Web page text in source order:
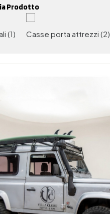
Prodotto
(1) Casse porta attrezzi (2)